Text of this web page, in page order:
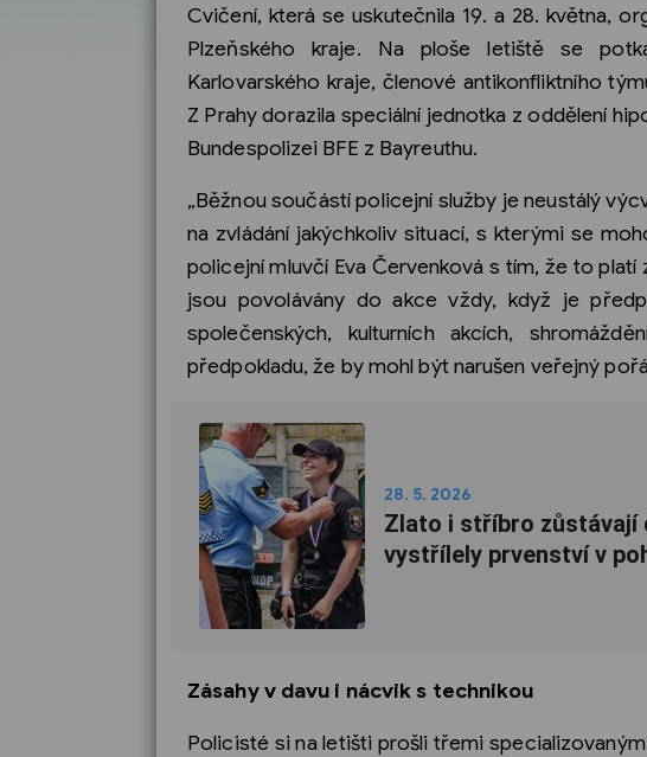
Cvičení, která se uskutečnila 19. a 28. května,
Plzeňského kraje. Na ploše letiště se
Karlovarského kraje, členové antikonfliktního
Z Prahy dorazila speciální jednotka z oddělení
Bundespolizei BFE z Bayreuthu.
„Běžnou součástí policejní služby je neustálý
na zvládání jakýchkoliv situací, s kterými se
policejní mluvčí Eva Červenková s tím, že to
jsou povolávány do akce vždy, když je
společenských, kulturních akcích,
předpokladu, že by mohl být narušen veřejný
28. 5. 2026
Zlato i stříbro zůstávají
vystřílely prvenství v
Zásahy v davu i nácvik s technikou
Policisté si na letišti prošli třemi